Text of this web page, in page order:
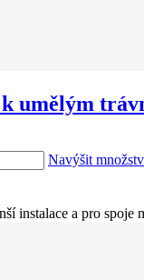
umělým
Navýšit
instalace a pro spoje